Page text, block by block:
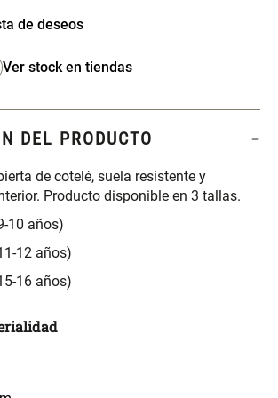
Ver stock en tiendas
DEL PRODUCTO
de cotelé, suela resistente y
Producto disponible en 3 tallas.
10 años)
12 años)
16 años)
satín 240
Almohada Memory + Gel
Redondo
Mueble Repisa Bambú 4
Bandejas con Puerta 23 x 23 x
119 cm
Puertas 80